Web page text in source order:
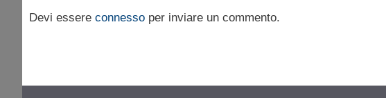
Devi essere connesso per inviare un commento.